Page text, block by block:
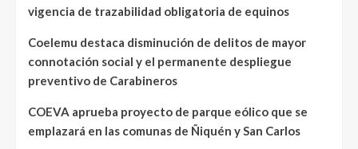
vigencia de trazabilidad obligatoria de equinos
Coelemu destaca disminución de delitos de mayor
connotación social y el permanente despliegue
preventivo de Carabineros
COEVA aprueba proyecto de parque eólico que se
emplazará en las comunas de Ñiquén y San Carlos